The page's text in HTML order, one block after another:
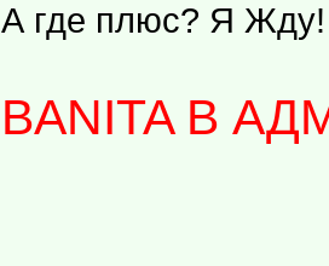
А где плюс? Я Жду!
BANITA В